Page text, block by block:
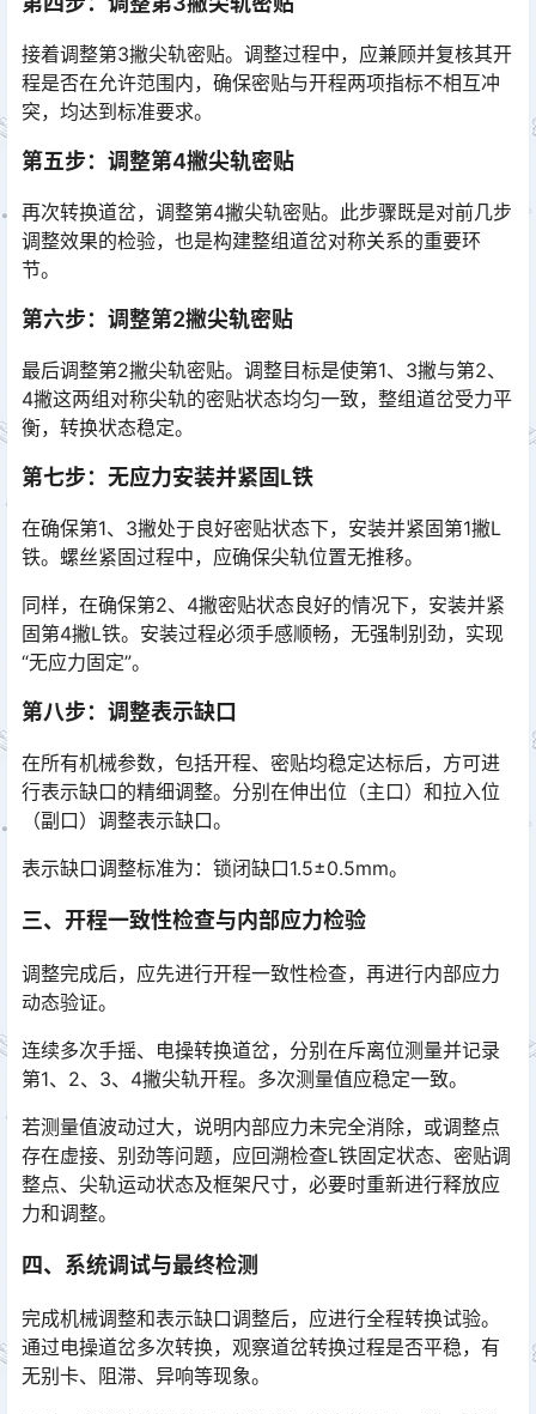
接着调整第3撇尖轨密贴。调整过程中，应兼顾并复核其开
程是否在允许范围内，确保密贴与开程两项指标不相互冲
突，均达到标准要求。
第五步：调整第4撇尖轨密贴
再次转换道岔，调整第4撇尖轨密贴。此步骤既是对前几步
调整效果的检验，也是构建整组道岔对称关系的重要环
节。
第六步：调整第2撇尖轨密贴
最后调整第2撇尖轨密贴。调整目标是使第1、3撇与第2、
4撇这两组对称尖轨的密贴状态均匀一致，整组道岔受力平
衡，转换状态稳定。
第七步：无应力安装并紧固L铁
在确保第1、3撇处于良好密贴状态下，安装并紧固第1撇L
铁。螺丝紧固过程中，应确保尖轨位置无推移。
同样，在确保第2、4撇密贴状态良好的情况下，安装并紧
固第4撇L铁。安装过程必须手感顺畅，无强制别劲，实现
“无应力固定”。
第八步：调整表示缺口
在所有机械参数，包括开程、密贴均稳定达标后，方可进
行表示缺口的精细调整。分别在伸出位（主口）和拉入位
（副口）调整表示缺口。
表示缺口调整标准为：锁闭缺口1.5±0.5mm。
三、开程一致性检查与内部应力检验
调整完成后，应先进行开程一致性检查，再进行内部应力
动态验证。
连续多次手摇、电操转换道岔，分别在斥离位测量并记录
第1、2、3、4撇尖轨开程。多次测量值应稳定一致。
若测量值波动过大，说明内部应力未完全消除，或调整点
存在虚接、别劲等问题，应回溯检查L铁固定状态、密贴调
整点、尖轨运动状态及框架尺寸，必要时重新进行释放应
力和调整。󠅅󠅃󠄵󠅂󠄪󠇖󠆨󠆨󠇕󠆞󠆒󠅬󠇘󠆭󠆘󠇙󠆝󠅵󠇗󠆭󠆁󠄐󠇗󠅹󠅸󠇖󠆍󠅳󠇖󠅹󠅰󠇖󠆌󠅹
四、系统调试与最终检测
完成机械调整和表示缺口调整后，应进行全程转换试验。
通过电操道岔多次转换，观察道岔转换过程是否平稳，有
无别卡、阻滞、异响等现象。